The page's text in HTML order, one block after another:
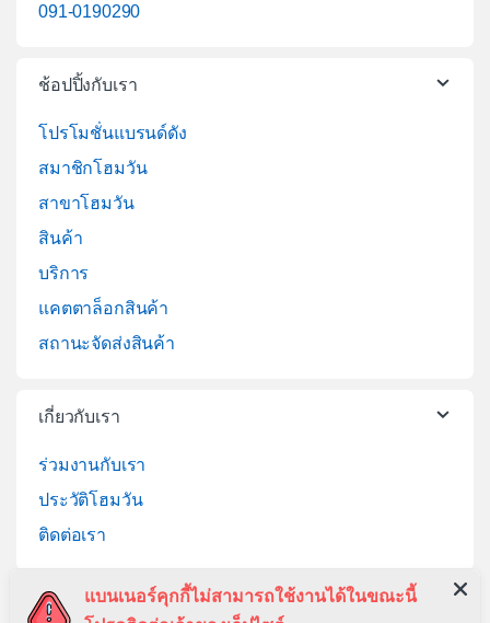
091-0190290
ช้อปปิ้งกับเรา
โปรโมชั่นแบรนด์ดัง
สมาชิกโฮมวัน
สาขาโฮมวัน
สินค้า
บริการ
แคตตาล็อกสินค้า
สถานะจัดส่งสินค้า
เกี่ยวกับเรา
ร่วมงานกับเรา
ประวัติโฮมวัน
ติดต่อเรา
ช่วยเหลือ
แบนเนอร์คุกกี้ไม่สามารถใช้งานได้ในขณะนี้